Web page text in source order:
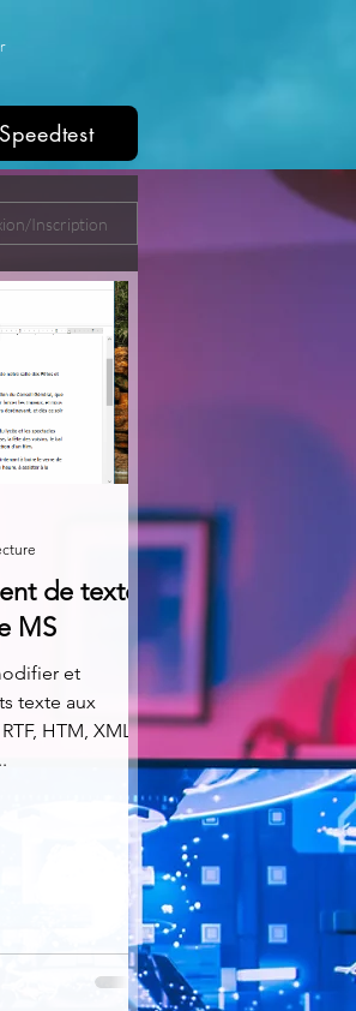
Speedtest
Inscription
de texte
MS
et
texte aux
HTM, XML,